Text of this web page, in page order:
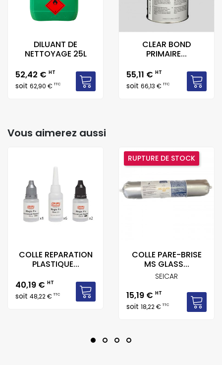
DILUANT DE
NETTOYAGE 25L
Prix
52,42 € HT
soit 62,90 €TTC
CLEAR BOND
PRIMAIRE...
Prix
55,11 € HT
soit 66,13 €TTC
Vous aimerez aussi
COLLE REPARATION
PLASTIQUE...
Prix
40,19 € HT
soit 48,22 €TTC
COLLE PARE-BRISE
MS GLASS...
SEICAR
Prix
15,19 € HT
soit 18,22 €TTC
RUPTURE DE STOCK